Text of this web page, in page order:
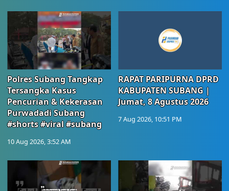
Polres Subang Tangkap
Tersangka Kasus
Pencurian & Kekerasan
Purwadadi Subang
#shorts #viral #subang
10 Aug 2026, 3:52 AM
RAPAT PARIPURNA DPRD
KABUPATEN SUBANG |
Jumat, 8 Agustus 2026
7 Aug 2026, 10:51 PM